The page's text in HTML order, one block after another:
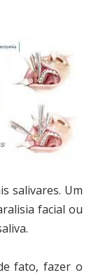
salivares. Um
facial ou
fato, fazer o